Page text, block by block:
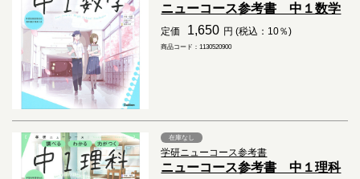
ニューコース参考書 中１数学
定価 1,650 円 (税込：10％)
商品コード：1130520900
在庫なし
学研ニューコース参考書
ニューコース参考書 中１理科